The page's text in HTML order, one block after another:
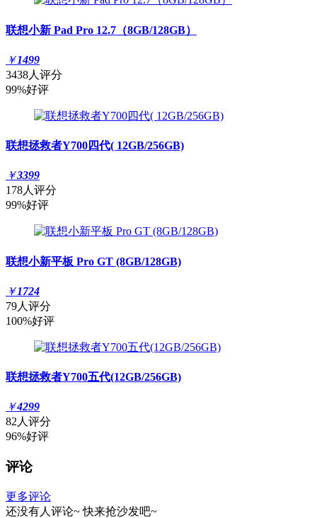
联想小新 Pad Pro 12.7（8GB/128GB）
￥1499
3438人评分
99%好评
联想拯救者Y700四代( 12GB/256GB)
￥3399
178人评分
99%好评
联想小新平板 Pro GT (8GB/128GB)
￥1724
79人评分
100%好评
联想拯救者Y700五代(12GB/256GB)
￥4299
82人评分
96%好评
评论
更多评论
还没有人评论~ 快来抢沙发吧~